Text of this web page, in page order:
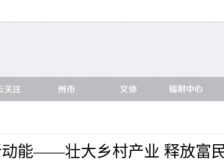
动能——壮大乡村产业 释放富